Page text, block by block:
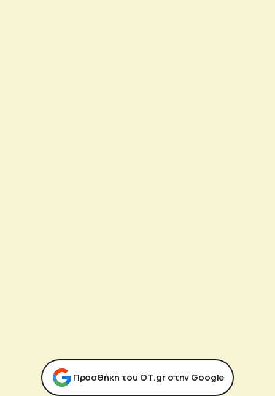
Προσθήκη του ΟΤ.gr στην Google